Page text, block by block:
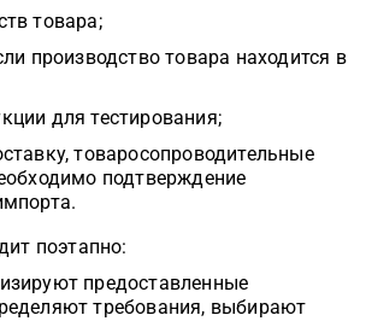
товара;
производство товара находится в
для тестирования;
товаросопроводительные
подтверждение
поэтапно:
предоставленные
требования, выбирают